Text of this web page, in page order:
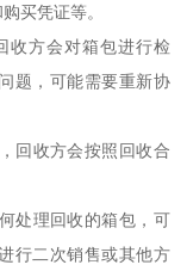
买凭证等。
收方会对箱包进行检
题，可能需要重新协
回收方会按照回收合
处理回收的箱包，可
行二次销售或其他方